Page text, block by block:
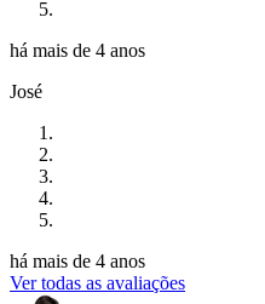
há mais de 4 anos
José
há mais de 4 anos
Ver todas as avaliações